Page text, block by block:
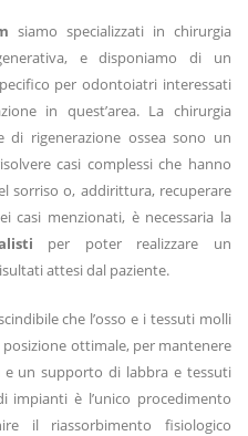
siamo specializzati in chirurgia
e disponiamo di un
per odontoiatri interessati
in quest’area. La chirurgia
di rigenerazione ossea sono un
casi complessi che hanno
sorriso o, addirittura, recuperare
menzionati, è necessaria la
per poter realizzare un
attesi dal paziente.
che l’osso e i tessuti molli
ottimale, per mantenere
e un supporto di labbra e tessuti
impianti è l’unico procedimento
il riassorbimento fisiologico